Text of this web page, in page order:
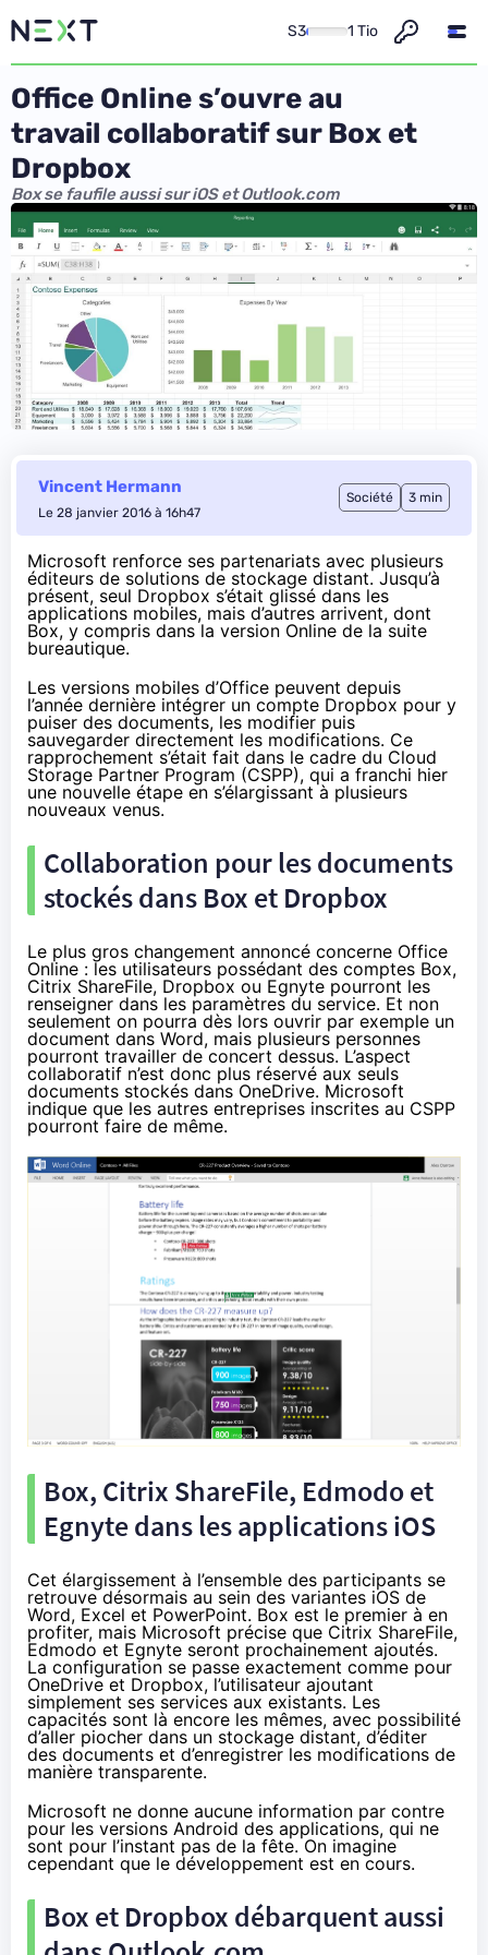
S3 1 Tio
Office Online s’ouvre au
travail collaboratif sur Box et
Dropbox
Box se faufile aussi sur iOS et Outlook.com
Vincent Hermann
Le 28 janvier 2016 à 16h47
Société 3 min
Microsoft renforce ses partenariats avec plusieurs
éditeurs de solutions de stockage distant. Jusqu’à
présent, seul Dropbox s’était glissé dans les
applications mobiles, mais d’autres arrivent, dont
Box, y compris dans la version Online de la suite
bureautique.
Les versions mobiles d’Office peuvent depuis
l’année dernière intégrer un compte Dropbox pour y
puiser des documents, les modifier puis
sauvegarder directement les modifications. Ce
rapprochement s’était fait dans le cadre du Cloud
Storage Partner Program (CSPP), qui a franchi hier
une nouvelle étape en s’élargissant à plusieurs
nouveaux venus.
Collaboration pour les documents
stockés dans Box et Dropbox
Le plus gros changement annoncé concerne Office
Online : les utilisateurs possédant des comptes Box,
Citrix ShareFile, Dropbox ou Egnyte pourront les
renseigner dans les paramètres du service. Et non
seulement on pourra dès lors ouvrir par exemple un
document dans Word, mais plusieurs personnes
pourront travailler de concert dessus. L’aspect
collaboratif n’est donc plus réservé aux seuls
documents stockés dans OneDrive. Microsoft
indique que les autres entreprises inscrites au CSPP
pourront faire de même.
Box, Citrix ShareFile, Edmodo et
Egnyte dans les applications iOS
Cet élargissement à l’ensemble des participants se
retrouve désormais au sein des variantes iOS de
Word, Excel et PowerPoint. Box est le premier à en
profiter, mais Microsoft précise que Citrix ShareFile,
Edmodo et Egnyte seront prochainement ajoutés.
La configuration se passe exactement comme pour
OneDrive et Dropbox, l’utilisateur ajoutant
simplement ses services aux existants. Les
capacités sont là encore les mêmes, avec possibilité
d’aller piocher dans un stockage distant, d’éditer
des documents et d’enregistrer les modifications de
manière transparente.
Microsoft ne donne aucune information par contre
pour les versions Android des applications, qui ne
sont pour l’instant pas de la fête. On imagine
cependant que le développement est en cours.
Box et Dropbox débarquent aussi